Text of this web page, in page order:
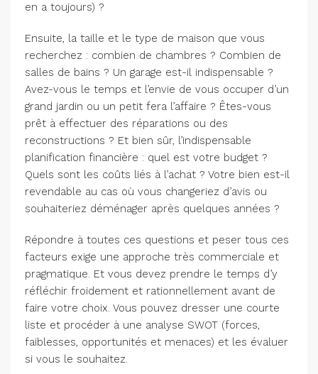
en a toujours) ?
Ensuite, la taille et le type de maison que vous
recherchez : combien de chambres ? Combien de
salles de bains ? Un garage est-il indispensable ?
Avez-vous le temps et l’envie de vous occuper d’un
grand jardin ou un petit fera l’affaire ? Êtes-vous
prêt à effectuer des réparations ou des
reconstructions ? Et bien sûr, l’indispensable
planification financière : quel est votre budget ?
Quels sont les coûts liés à l’achat ? Votre bien est-il
revendable au cas où vous changeriez d’avis ou
souhaiteriez déménager après quelques années ?
Répondre à toutes ces questions et peser tous ces
facteurs exige une approche très commerciale et
pragmatique. Et vous devez prendre le temps d’y
réfléchir froidement et rationnellement avant de
faire votre choix. Vous pouvez dresser une courte
liste et procéder à une analyse SWOT (forces,
faiblesses, opportunités et menaces) et les évaluer
si vous le souhaitez.